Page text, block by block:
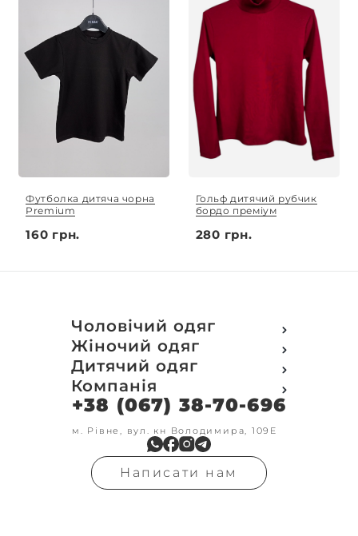
Футболка дитяча чорна
Premium
160 грн.
Гольф дитячий рубчик
бордо преміум
280 грн.
Чоловічий одяг
Футболки
Футболки Polo
Кофти
Світшот
Кенгуру
Кофта з замком
Олімпійки
Флісові кофти
Гольфи
Реглан
Жіночий одяг
Футболки
Поло
Кофти
Світшот
Олімпійки
Кофта на замку
Бомбери
В'язка
Гольфи
Дитячий одяг
Футболки
Кофти
Світшоти
Кенгуру
Кенгуру замок
Костюми
Штани
Шорти
Компанія
Про компанію
Доставка та оплата
Друк на замовлення
Обмін та повернення
Контакти
Умови оформлення
замовлення
+38 (067) 38-70-696
м. Рівне, вул. кн Володимира, 109Е
Написати нам